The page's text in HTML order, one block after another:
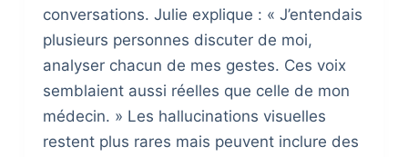
conversations. Julie explique : « J’entendais
plusieurs personnes discuter de moi,
analyser chacun de mes gestes. Ces voix
semblaient aussi réelles que celle de mon
médecin. » Les hallucinations visuelles
restent plus rares mais peuvent inclure des